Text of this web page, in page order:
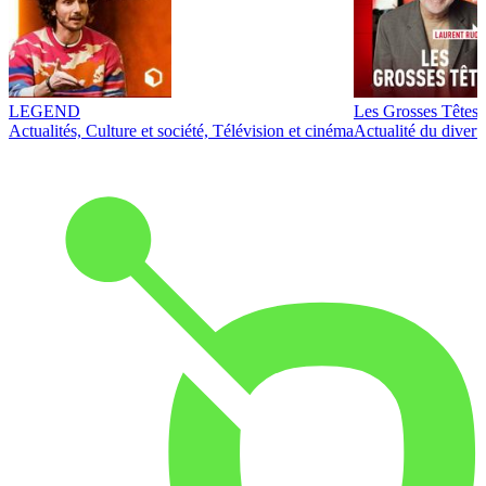
LEGEND
Actualités, Culture et société, Télévision et cinéma
Les Grosses Têtes
Actualité du